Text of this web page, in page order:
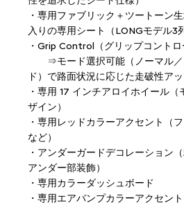
・専用ファブリック＋ツートーン
入りの専用シート（LONGモデル3
・Grip Control（グリップコント
⇒モード選択可能（ノーマル／
ド）で路面状況に応じた走破性ア
・専用 17 インチアロイホイール
ザイン）
・専用レッドカラーアクセント（
など）
・アンダーガードデコレーション
アンダー部装飾）
・専用カラーダッシュボード
・専用エアバンプカラーアクセント